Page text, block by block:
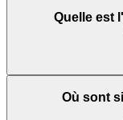
Quelle est
Où sont